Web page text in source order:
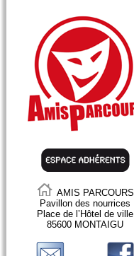
AMIS PARCOURS
Pavillon des nourrices
Place de l’Hôtel de ville
85600 MONTAIGU